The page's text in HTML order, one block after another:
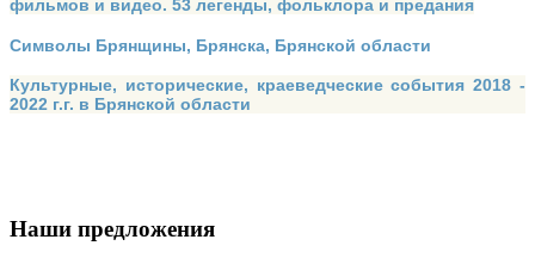
фильмов и видео. 53 легенды, фольклора и предания
Символы Брянщины, Брянска, Брянской области
Культурные, исторические, краеведческие события 2018 -
2022 г.г. в Брянской области
Наши предложения